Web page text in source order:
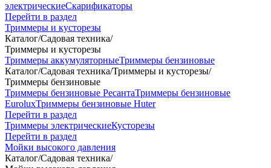
электрическиеСкарификаторы
Перейти в раздел
Триммеры и кусторезы
Каталог/Садовая техника/
Триммеры и кусторезы
Триммеры аккумуляторныеТриммеры бензиновые
Каталог/Садовая техника/Триммеры и кусторезы/
Триммеры бензиновые
Триммеры бензиновые РесантаТриммеры бензиновые
EuroluxТриммеры бензиновые Huter
Перейти в раздел
Триммеры электрическиеКусторезы
Перейти в раздел
Мойки высокого давления
Каталог/Садовая техника/